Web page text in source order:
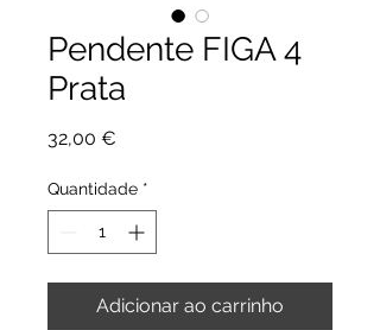
Pendente FIGA 4
Prata
32,00 €
Quantidade *
Adicionar ao carrinho